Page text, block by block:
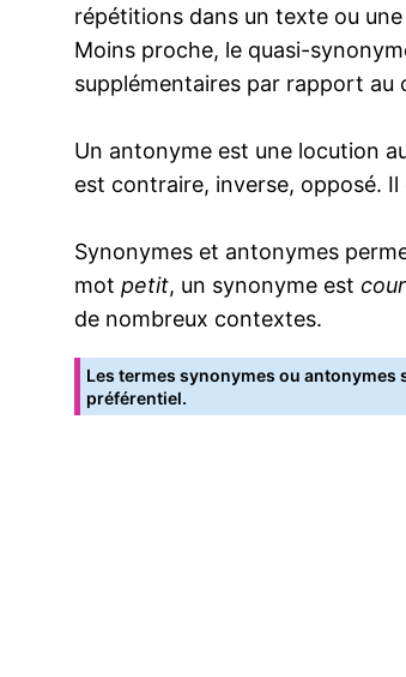
répétitions dans un texte ou
Moins proche, le quasi-
supplémentaires par rapport au
Un antonyme est une locution
est contraire, inverse, opposé.
Synonymes et antonymes
mot petit, un synonyme est
de nombreux contextes.
Les termes synonymes ou
préférentiel.